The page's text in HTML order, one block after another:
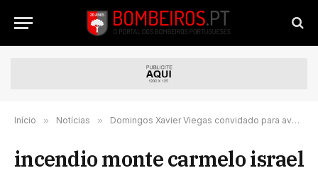
Início » Notícias » Domingos Xavier Viegas convidado para avaliar o mais violento incêndio da história de Israel
incendio monte carmelo israel